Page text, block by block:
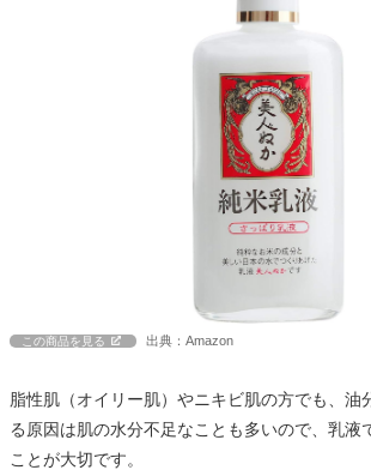
この商品を見る 出典：Amazon
脂性肌（オイリー肌）やニキビ肌の方でも、油
る原因は肌の水分不足なことも多いので、乳液
ことが大切です。